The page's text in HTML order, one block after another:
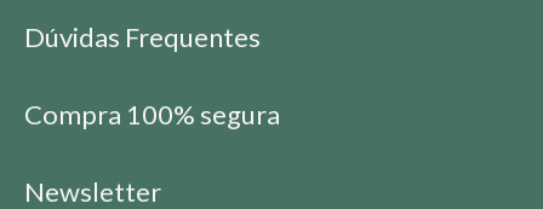
Dúvidas Frequentes
Compra 100% segura
Newsletter